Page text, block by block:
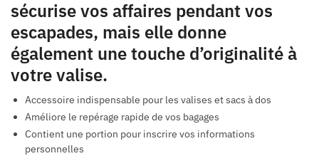
sécurise vos affaires pendant vos
escapades, mais elle donne
également une touche d’originalité à
votre valise.
Accessoire indispensable pour les valises et sacs à dos
Améliore le repérage rapide de vos bagages
Contient une portion pour inscrire vos informations
personnelles